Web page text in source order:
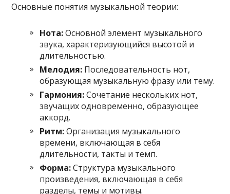
Основные понятия музыкальной теории:
Нота:Основной элемент музыкального
звука, характеризующийся высотой и
длительностью.
Мелодия: Последовательность нот,
образующая музыкальную фразу или тему.
Гармония:Сочетание нескольких нот,
звучащих одновременно, образующее
аккорд.
Ритм:Организация музыкального
времени, включающая в себя
длительности, такты и темп.
Форма:Структура музыкального
произведения, включающая в себя
разделы, темы и мотивы.